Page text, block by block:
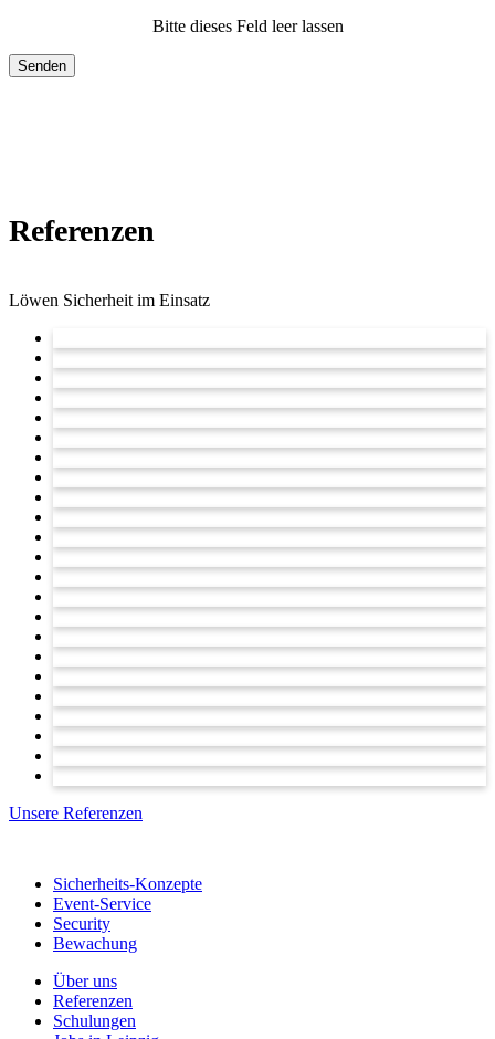
Bitte dieses Feld leer lassen
Referenzen
Löwen Sicherheit im Einsatz
Unsere Referenzen
Sicherheits-Konzepte
Event-Service
Security
Bewachung
Über uns
Referenzen
Schulungen